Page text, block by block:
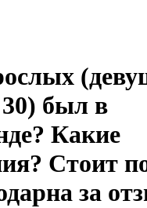
был в
Какие
Стоит
за